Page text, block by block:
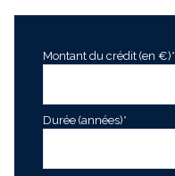
Montant du crédit (en €)*
Durée (années)*